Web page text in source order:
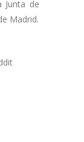
Junta de
Madrid.